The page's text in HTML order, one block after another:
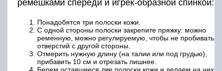
ремешками спереди и игрек-образной спинкой:
Понадобятся три полоски кожи.
С одной стороны полоски закрепите пряжку: можно
ременную, можно регулируемую, чтобы не пробивать
отверстий с другой стороны.
Отмерить нужную длину (на талии или под грудью),
прибавить 10 см и отрезать лишнее.
Берем оставшиеся две полоски кожи и делаем на них